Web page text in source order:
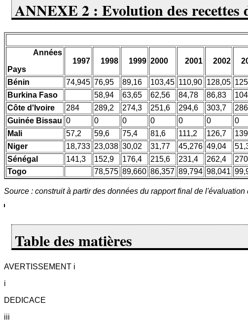
ANNEXE 2 : Evolution des recettes
Années
Pays
1997 1998 1999 2000 2001 2002
Bénin 74,945 76,95 89,16 103,45 110,90 128,05
Burkina Faso
58,94 63,65 62,56 84,78 86,83
Côte d'Ivoire
284 289,2 274,3 251,6 294,6 303,7
Guinée Bissau 0 0 0 0 0 0 0
Mali
57,2 59,6 75,4 81,6 111,2 126,7
Niger
18,733 23,038 30,02 31,77 45,276 49,04
Sénégal
141,3 152,9 176,4 215,6 231,4 262,4
Togo
78,575 89,660 86,357 89,794 98,041
Source : construit à partir des données du rapport final de
Table des matières
AVERTISSEMENT i
i
DEDICACE
iii